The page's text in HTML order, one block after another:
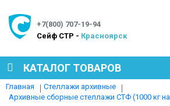
+7(800) 707-19-94
Cейф СТР - Красноярск
КАТАЛОГ ТОВАРОВ
СЕЙФЫ
Главная
Стеллажи архивные
Архивные сборные стеллажи СТФ (1000 кг